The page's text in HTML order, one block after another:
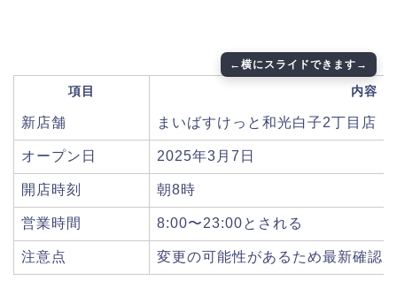
項目 内容
新店舗 まいばすけっと和光白子2丁目店
オープン日 2025年3月7日
開店時刻 朝8時
営業時間 8:00〜23:00とされる
注意点 変更の可能性があるため最新確認